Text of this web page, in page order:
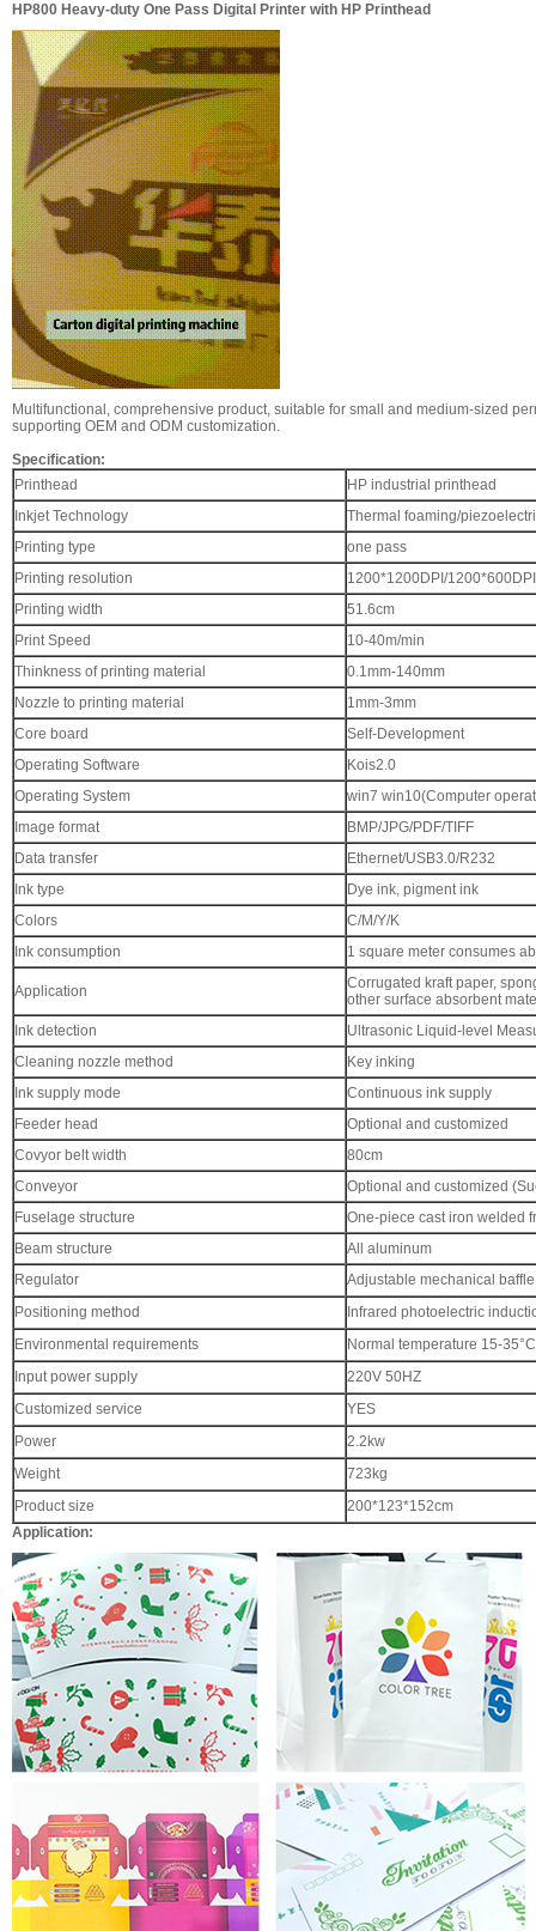
HP800 Heavy-duty One Pass Digital Printer with HP Printhead
Multifunctional, comprehensive product, suitable for small and medium-sized
supporting OEM and ODM customization.
Specification:
Printhead
HP industrial printhead
Inkjet Technology
Thermal foaming/
Printing type
one pass
Printing resolution
1200*1200DPI/
Printing width
51.6cm
Print Speed
10-40m/min
Thinkness of printing material
0.1mm-140mm
Nozzle to printing material
1mm-3mm
Core board
Self-Development
Operating Software
Kois2.0
Operating System
win7 win10(Computer
Image format
BMP/JPG/PDF/TIFF
Data transfer
Ethernet/USB3.0/R232
Ink type
Dye ink, pigment ink
Colors
C/M/Y/K
Ink consumption
1 square meter consumes
Application
Corrugated kraft paper,
other surface absorbent
Ink detection
Ultrasonic Liquid-level
Cleaning nozzle method
Key inking
Ink supply mode
Continuous ink supply
Feeder head
Optional and customized
Covyor belt width
80cm
Conveyor
Optional and customized
Fuselage structure
One-piece cast iron welded
Beam structure
All aluminum
Regulator
Adjustable mechanical
Positioning method
Infrared photoelectric
Environmental requirements
Normal temperature 15-
Input power supply
220V 50HZ
Customized service
YES
Power
2.2kw
Weight
723kg
Product size
200*123*152cm
Application: